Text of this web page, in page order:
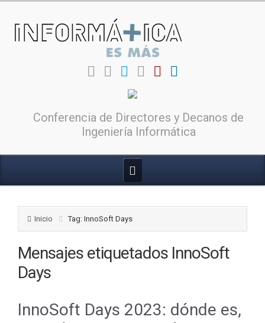
Conferencia de Directores y Decanos de
Ingeniería Informática
Inicio Tag: InnoSoft Days
Mensajes etiquetados InnoSoft
Days
InnoSoft Days 2023: dónde es,